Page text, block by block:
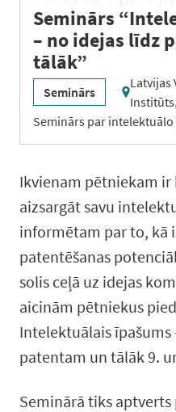
Seminārs
– no idejas līdz
tālāk”
Seminārs
Latvijas
Seminārs par
Ikvienam pētniekam ir
aizsargāt savu
informētam par to, kā
patentēšanas
solis ceļā uz idejas
aicinām pētniekus
Intelektuālais īpašums
patentam un tālāk 9.
Seminārā tiks